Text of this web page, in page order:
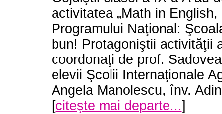
activitatea „Math in
Programului Naţional:
bun! Protagoniştii activităţii
coordonaţi de prof.
elevii Şcolii Internaţionale
Angela Manolescu, înv.
[citeşte mai departe...]